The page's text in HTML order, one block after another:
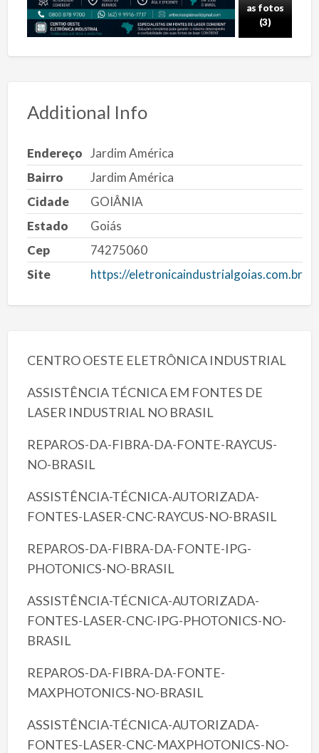
as fotos
(3)
Additional Info
Endereço Jardim América
Bairro
Jardim América
Cidade
GOIÂNIA
Estado
Goiás
Cep
74275060
Site
https://eletronicaindustrialgoias.com.br
CENTRO OESTE ELETRÔNICA INDUSTRIAL
ASSISTÊNCIA TÉCNICA EM FONTES DE
LASER INDUSTRIAL NO BRASIL
REPAROS-DA-FIBRA-DA-FONTE-RAYCUS-
NO-BRASIL
ASSISTÊNCIA-TÉCNICA-AUTORIZADA-
FONTES-LASER-CNC-RAYCUS-NO-BRASIL
REPAROS-DA-FIBRA-DA-FONTE-IPG-
PHOTONICS-NO-BRASIL
ASSISTÊNCIA-TÉCNICA-AUTORIZADA-
FONTES-LASER-CNC-IPG-PHOTONICS-NO-
BRASIL
REPAROS-DA-FIBRA-DA-FONTE-
MAXPHOTONICS-NO-BRASIL
ASSISTÊNCIA-TÉCNICA-AUTORIZADA-
FONTES-LASER-CNC-MAXPHOTONICS-NO-